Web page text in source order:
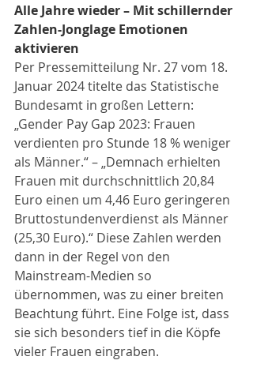
Alle Jahre wieder – Mit schillernder
Zahlen-Jonglage Emotionen
aktivieren
Per Pressemitteilung Nr. 27 vom 18.
Januar 2024 titelte das Statistische
Bundesamt in großen Lettern:
„Gender Pay Gap 2023: Frauen
verdienten pro Stunde 18 % weniger
als Männer.“ – „Demnach erhielten
Frauen mit durchschnittlich 20,84
Euro einen um 4,46 Euro geringeren
Bruttostundenverdienst als Männer
(25,30 Euro).“ Diese Zahlen werden
dann in der Regel von den
Mainstream-Medien so
übernommen, was zu einer breiten
Beachtung führt. Eine Folge ist, dass
sie sich besonders tief in die Köpfe
vieler Frauen eingraben.